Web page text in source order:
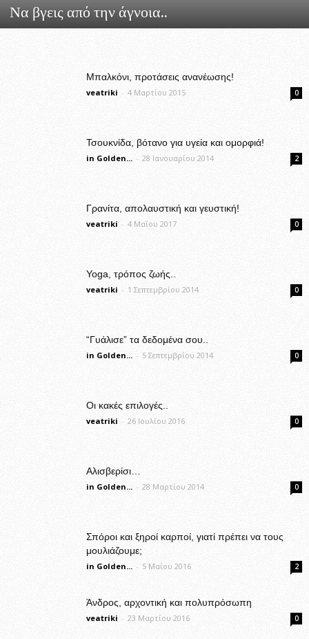
Να βγεις από την άγνοια..
Μπαλκόνι, προτάσεις ανανέωσης!
veatriki - 4 Μαρτίου 2015 0
Τσουκνίδα, βότανο για υγεία και ομορφιά!
in Golden... - 28 Ιανουαρίου 2014 2
Γρανίτα, απολαυστική και γευστική!
veatriki - 4 Μαΐου 2017 0
Yoga, τρόπος ζωής..
veatriki - 1 Σεπτεμβρίου 2014 0
“Γυάλισε” τα δεδομένα σου..
in Golden... - 5 Σεπτεμβρίου 2014 0
Οι κακές επιλογές..
veatriki - 26 Ιουλίου 2016 0
Αλισβερίσι…
in Golden... - 28 Μαρτίου 2014 0
Σπόροι και ξηροί καρποί, γιατί πρέπει να τους
μουλιάζουμε;
in Golden... - 5 Μαΐου 2016 2
Άνδρος, αρχοντική και πολυπρόσωπη
veatriki - 23 Μαρτίου 2016 0